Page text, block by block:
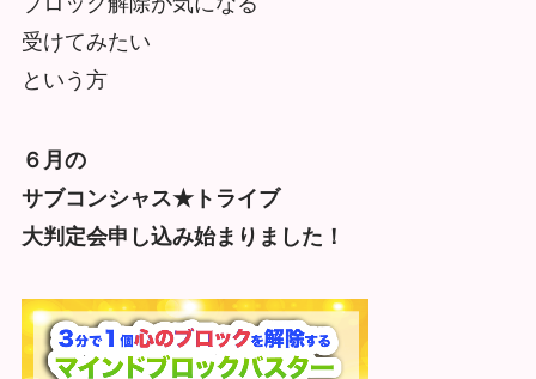
受けてみたい
という方
６月の
サブコンシャス★トライブ
大判定会申し込み始まりました！